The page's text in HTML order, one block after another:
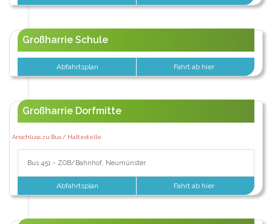
Großharrie Schule
Abfahrtsplan Fahrt ab hier
Großharrie Dorfmitte
Anschluss zu Bus / Haltestelle:
Bus 451 - ZOB/Bahnhof, Neumünster
Abfahrtsplan Fahrt ab hier